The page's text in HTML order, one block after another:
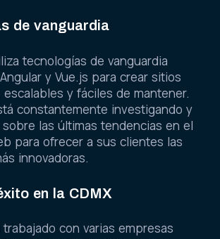
de vanguardia
tecnologías de vanguardia
y Vue.js para crear sitios
y fáciles de mantener.
constantemente investigando y
las últimas tendencias en el
para ofrecer a sus clientes las
innovadoras.
en la CDMX
trabajado con varias empresas